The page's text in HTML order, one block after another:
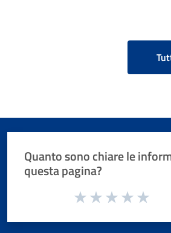
Quanto sono chiare le
questa pagina?
Valuta da 1 a 5 stelle la pagina